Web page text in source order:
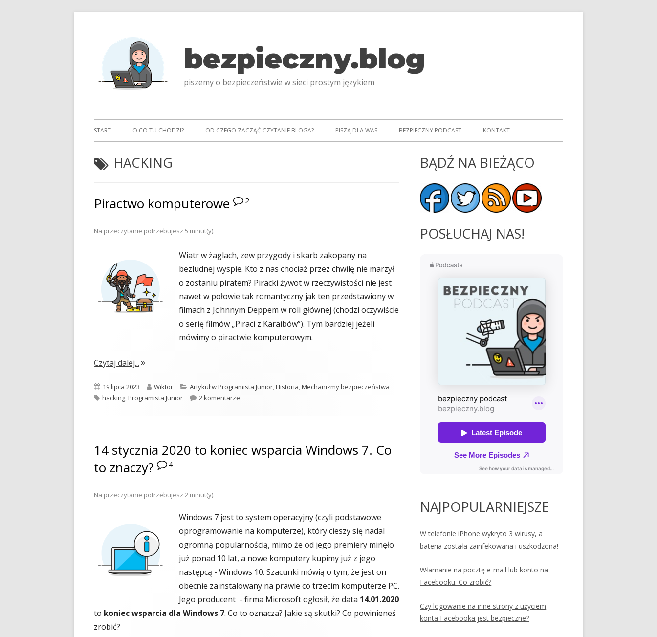
bezpieczny.blog
piszemy o bezpieczeństwie w sieci prostym językiem
Menu
START O CO TU CHODZI? OD CZEGO ZACZĄĆ CZYTANIE BLOGA? PISZĄ DLA WAS BEZPIECZNY PODCAST KONTAKT
TAGI:
HACKING
Piractwo komputerowe 2
Na przeczytanie potrzebujesz 5 minut(y).
Wiatr w żaglach, zew przygody i skarb zakopany na
bezludnej wyspie. Kto z nas chociaż przez chwilę nie marzył
o zostaniu piratem? Piracki żywot w rzeczywistości nie jest
nawet w połowie tak romantyczny jak ten przedstawiony w
filmach z Johnnym Deppem w roli głównej (chodzi oczywiście
o serię filmów „Piraci z Karaibów”). Tym bardziej jeżeli
mówimy o piractwie komputerowym.
Czytaj dalej..."Piractwo komputerowe"
Opublikowano
19 lipca 2023 Autor
Wiktor Kategorie
Artykuł w Programista Junior,Historia,Mechanizmy bezpieczeństwa
Tagi
hacking,Programista Junior 2 komentarze
14 stycznia 2020 to koniec wsparcia Windows 7. Co
to znaczy?
4
Na przeczytanie potrzebujesz 2 minut(y).
Windows 7 jest to system operacyjny (czyli podstawowe
oprogramowanie na komputerze), który cieszy się nadal
ogromną popularnością, mimo że od jego premiery minęło
już ponad 10 lat, a nowe komputery kupimy już z jego
następcą - Windows 10. Szacunki mówią o tym, że jest on
obecnie zainstalowany na prawie co trzecim komputerze PC.
Jego producent - firma Microsoft ogłosił, że data 14.01.2020
to koniec wsparcia dla Windows 7. Co to oznacza? Jakie są skutki? Co powinieneś
zrobić?
Główny
panel
boczny
BĄDŹ NA BIEŻĄCO
POSŁUCHAJ NAS!
NAJPOPULARNIEJSZE
W telefonie iPhone wykryto 3 wirusy, a
bateria została zainfekowana i uszkodzona!
Włamanie na pocztę e-mail lub konto na
Facebooku. Co zrobić?
Czy logowanie na inne strony z użyciem
konta Facebooka jest bezpieczne?